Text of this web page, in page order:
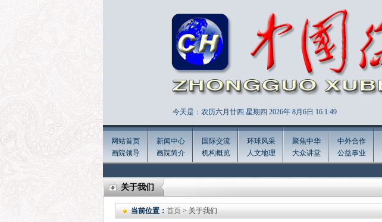
今天是：农历六月廿四 星期四 2026年 8月6日 16:1:49
网站首页
画院领导
新闻中心
画院简介
国际交流
机构概览
环球风采
人文地理
聚焦中华
大众讲堂
中外合作
公益事业
关于我们
当前位置： 首页> 关于我们